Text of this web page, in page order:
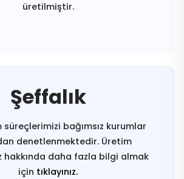
üretilmiştir.
Şeffalık
bağımsız kurumlar
denetlenmektedir. Üretim
hakkında daha fazla bilgi almak
için tıklayınız.